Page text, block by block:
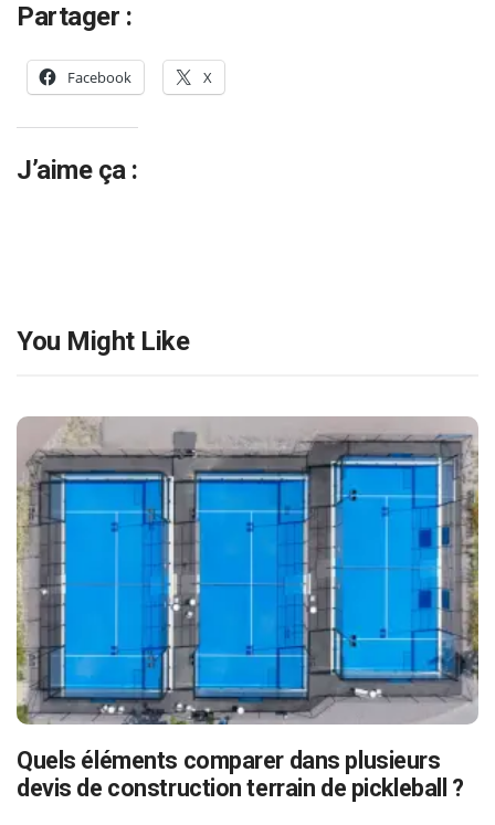
Partager :
Facebook X
J’aime ça :
You Might Like
Quels éléments comparer dans plusieurs
devis de construction terrain de pickleball ?